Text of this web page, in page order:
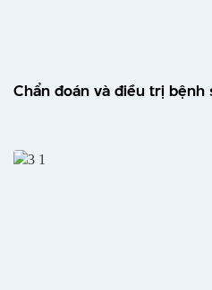
Chẩn đoán và điều trị bệnh